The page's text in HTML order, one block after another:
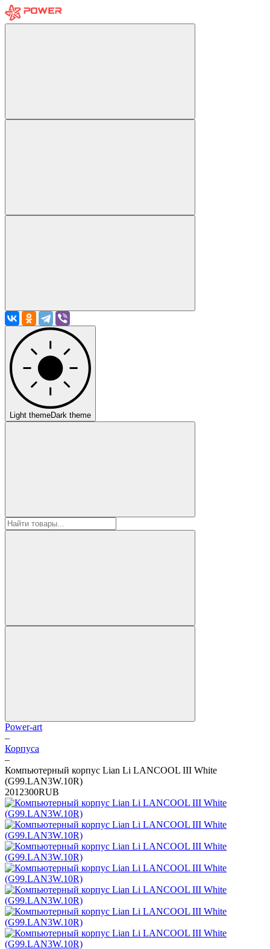
Light themeDark theme
Power-art
–
Корпуса
–
Компьютерный корпус Lian Li LANCOOL III White
(G99.LAN3W.10R)
2012300RUB